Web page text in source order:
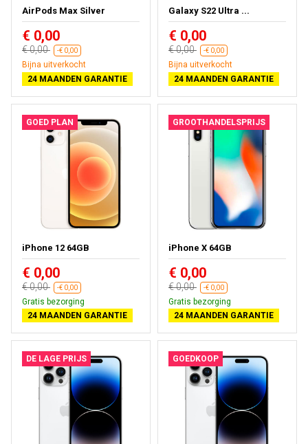
AirPods Max Silver
€ 0,00
€ 0,00 -€ 0,00
Bijna uitverkocht
24 MAANDEN GARANTIE
Galaxy S22 Ultra ...
€ 0,00
€ 0,00 -€ 0,00
Bijna uitverkocht
24 MAANDEN GARANTIE
GOED PLAN
iPhone 12 64GB
€ 0,00
€ 0,00 -€ 0,00
Gratis bezorging
24 MAANDEN GARANTIE
GROOTHANDELSPRIJS
iPhone X 64GB
€ 0,00
€ 0,00 -€ 0,00
Gratis bezorging
24 MAANDEN GARANTIE
DE LAGE PRIJS GOEDKOOP